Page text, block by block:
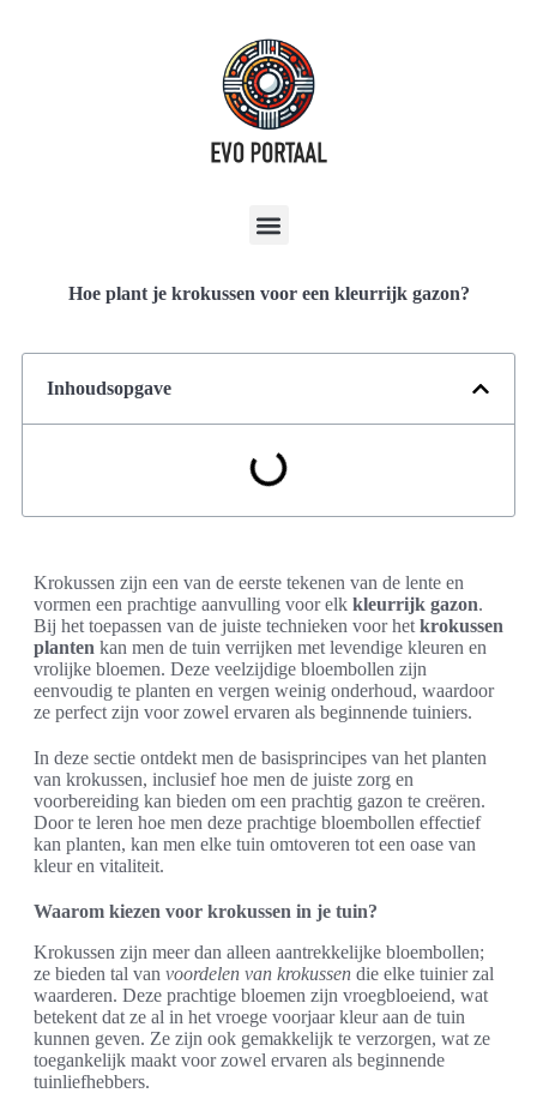
Hoe plant je krokussen voor een kleurrijk gazon?
Inhoudsopgave
Krokussen zijn een van de eerste tekenen van de lente en
vormen een prachtige aanvulling voor elk kleurrijk gazon.
Bij het toepassen van de juiste technieken voor het krokussen
planten kan men de tuin verrijken met levendige kleuren en
vrolijke bloemen. Deze veelzijdige bloembollen zijn
eenvoudig te planten en vergen weinig onderhoud, waardoor
ze perfect zijn voor zowel ervaren als beginnende tuiniers.
In deze sectie ontdekt men de basisprincipes van het planten
van krokussen, inclusief hoe men de juiste zorg en
voorbereiding kan bieden om een prachtig gazon te creëren.
Door te leren hoe men deze prachtige bloembollen effectief
kan planten, kan men elke tuin omtoveren tot een oase van
kleur en vitaliteit.
Waarom kiezen voor krokussen in je tuin?
Krokussen zijn meer dan alleen aantrekkelijke bloembollen;
ze bieden tal van voordelen van krokussen die elke tuinier zal
waarderen. Deze prachtige bloemen zijn vroegbloeiend, wat
betekent dat ze al in het vroege voorjaar kleur aan de tuin
kunnen geven. Ze zijn ook gemakkelijk te verzorgen, wat ze
toegankelijk maakt voor zowel ervaren als beginnende
tuinliefhebbers.